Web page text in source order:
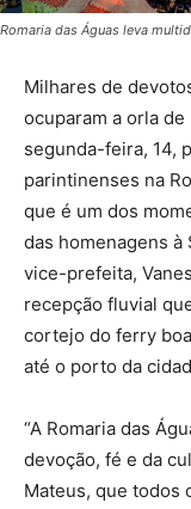
Romaria das Águas leva
Milhares de
ocuparam a orla
segunda-feira, 14,
parintinenses na
que é um dos
das homenagens à
vice-prefeita,
recepção fluvial
cortejo do ferry
até o porto da
“A Romaria das
devoção, fé e da
Mateus, que todos